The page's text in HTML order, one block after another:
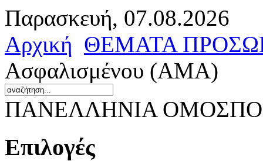
Παρασκευή, 07.08.2026
Αρχική ΘΕΜΑΤΑ
Ασφαλισμένου (ΑΜΑ)
ΠΑΝΕΛΛΗΝΙΑ
Επιλογές